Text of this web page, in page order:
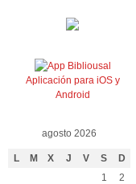
Aplicación para iOS y
Android
agosto 2026
L M X J V S D
1
2